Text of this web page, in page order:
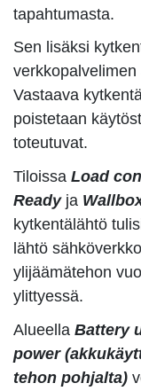
tapahtumasta.
Sen lisäksi
Vastaava
poistetaan
toteutuvat.
Tiloissa Load
Readyja
kytkentälähtö
lähtö
ylijäämätehon
ylittyessä.
Alueella Battery
power
tehon pohjalta)